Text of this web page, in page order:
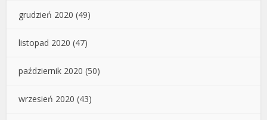
grudzień 2020 (49)
listopad 2020 (47)
październik 2020 (50)
wrzesień 2020 (43)